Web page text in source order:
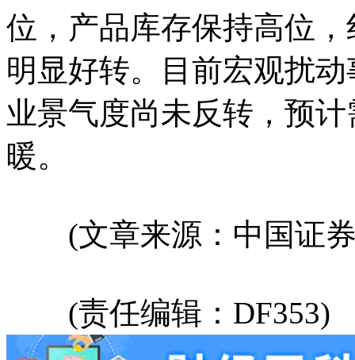
位，产品库存保持高位
明显好转。目前宏观扰
业景气度尚未反转，预
暖。
(文章来源：中国证
(责任编辑：DF353)